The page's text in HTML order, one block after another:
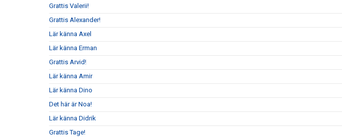
Grattis Valerii!
Grattis Alexander!
Lär känna Axel
Lär känna Erman
Grattis Arvid!
Lär känna Amir
Lär känna Dino
Det här är Noa!
Lär känna Didrik
Grattis Tage!